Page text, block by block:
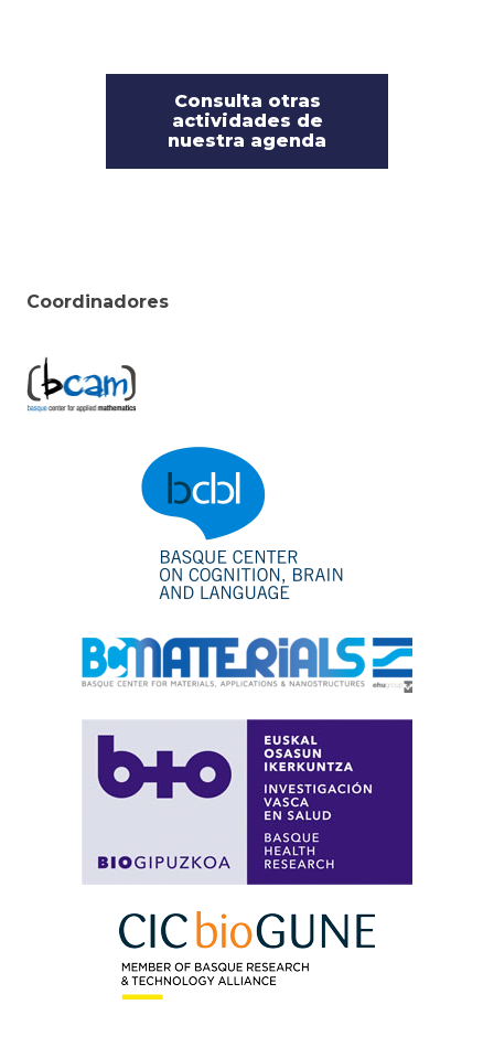
Consulta otras
actividades de
nuestra agenda
Coordinadores